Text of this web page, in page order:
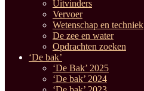
Uitvinders
Vervoer
Wetenschap en techniek
De zee en water
Opdrachten zoeken
‘De bak’
‘De Bak’ 2025
‘De bak’ 2024